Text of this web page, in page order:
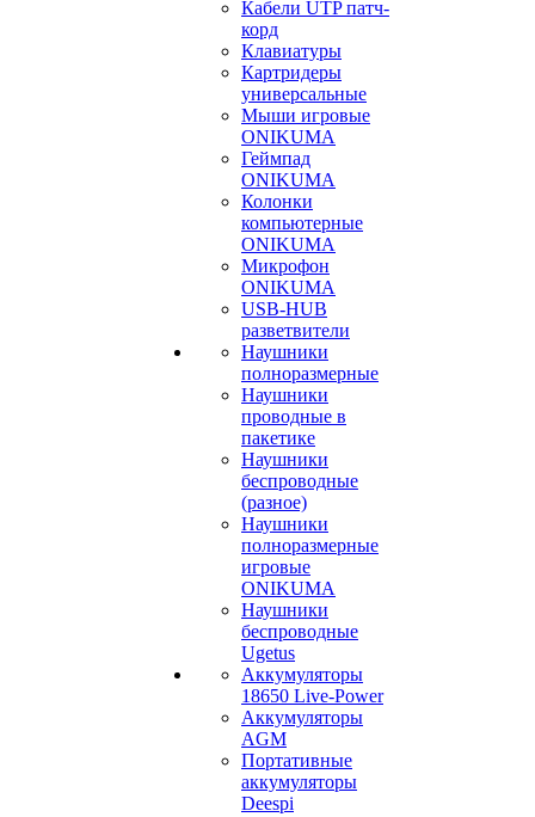
Кабели UTP патч-
корд
Клавиатуры
Картридеры
универсальные
Мыши игровые
ONIKUMA
Геймпад
ONIKUMA
Колонки
компьютерные
ONIKUMA
Микрофон
ONIKUMA
USB-HUB
разветвители
Наушники
полноразмерные
Наушники
проводные в
пакетике
Наушники
беспроводные
(разное)
Наушники
полноразмерные
игровые
ONIKUMA
Наушники
беспроводные
Ugetus
Аккумуляторы
18650 Live-Power
Аккумуляторы
АGM
Портативные
аккумуляторы
Deespi